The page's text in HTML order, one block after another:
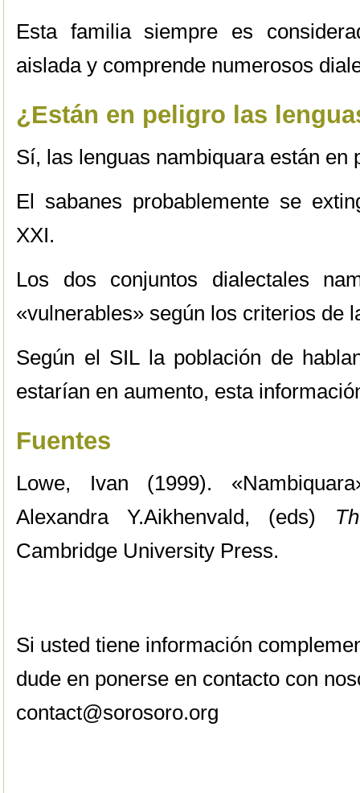
Esta familia siempre es
aislada y comprende numerosos
¿Están en peligro las
Sí, las lenguas nambiquara están en
El sabanes probablemente se
XXI.
Los dos conjuntos dialectales
«vulnerables» según los criterios de
Según el SIL la población de
estarían en aumento, esta
Fuentes
Lowe, Ivan (1999).
Alexandra Y.Aikhenvald, (eds)
Cambridge University Press.
Si usted tiene información
dude en ponerse en contacto con
contact@sorosoro.org